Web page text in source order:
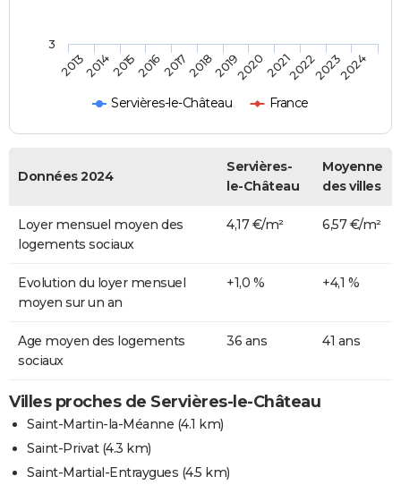
Servières-le-Château France
201320142015201620172018201920202021202220232024
3
Données 2024
Servières-
le-Château
Moyenne
des villes
Loyer mensuel moyen des
logements sociaux
4,17 €/m² 6,57 €/m²
Evolution du loyer mensuel
moyen sur un an
+1,0 % +4,1 %
Age moyen des logements
sociaux
36 ans 41 ans
Villes proches de Servières-le-Château
Saint-Martin-la-Méanne (4.1 km)
Saint-Privat(4.3 km)
Saint-Martial-Entraygues (4.5 km)